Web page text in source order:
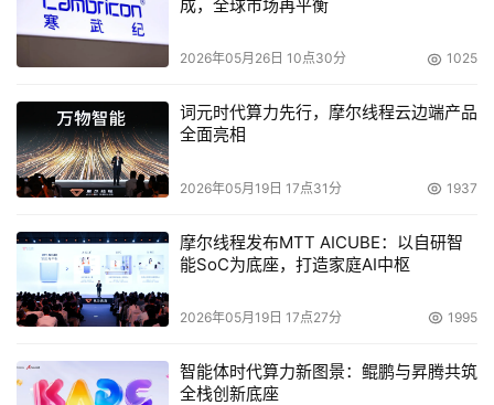
成，全球市场再平衡
2026年05月26日 10点30分 1025
词元时代算力先行，摩尔线程云边端产品
全面亮相
2026年05月19日 17点31分 1937
摩尔线程发布MTT AICUBE：以自研智
能SoC为底座，打造家庭AI中枢
2026年05月19日 17点27分 1995
智能体时代算力新图景：鲲鹏与昇腾共筑
全栈创新底座